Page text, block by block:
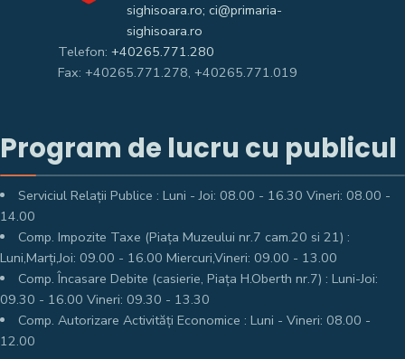
sighisoara.ro; ci@primaria-
sighisoara.ro
Telefon: +40265.771.280
Fax: +40265.771.278, +40265.771.019
Program de lucru cu publicul
Serviciul Relații Publice : Luni - Joi: 08.00 - 16.30 Vineri: 08.00 -
14.00
Comp. Impozite Taxe (Piața Muzeului nr.7 cam.20 si 21) :
Luni,Marți,Joi: 09.00 - 16.00 Miercuri,Vineri: 09.00 - 13.00
Comp. Încasare Debite (casierie, Piața H.Oberth nr.7) : Luni-Joi:
09.30 - 16.00 Vineri: 09.30 - 13.30
Comp. Autorizare Activități Economice : Luni - Vineri: 08.00 -
12.00